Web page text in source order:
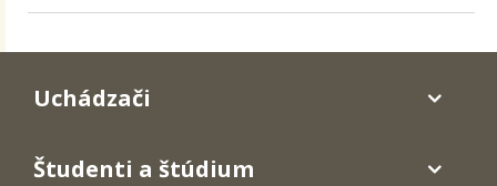
Uchádzači
Študenti a štúdium